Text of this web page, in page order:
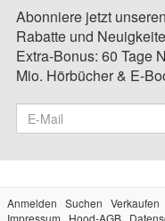
Abonniere jetzt
Rabatte und
Extra-Bonus: 60 Tage
Mio. Hörbücher & E-
Anmelden Suchen Verkaufen